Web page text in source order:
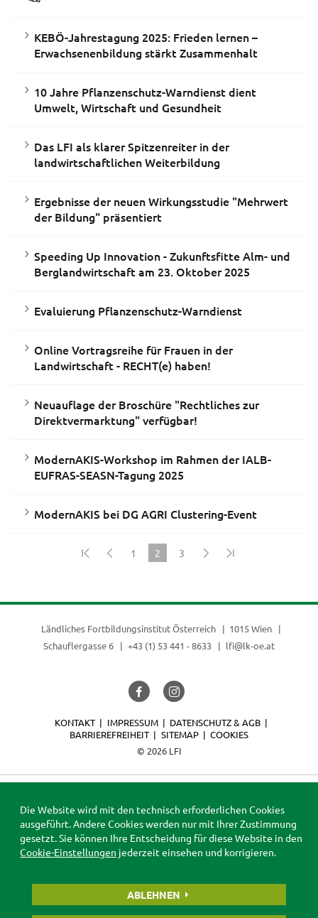
KEBÖ-Jahrestagung 2025: Frieden lernen –
Erwachsenenbildung stärkt Zusammenhalt
10 Jahre Pflanzenschutz-Warndienst dient
Umwelt, Wirtschaft und Gesundheit
Das LFI als klarer Spitzenreiter in der
landwirtschaftlichen Weiterbildung
Ergebnisse der neuen Wirkungsstudie "Mehrwert
der Bildung" präsentiert
Speeding Up Innovation - Zukunftsfitte Alm- und
Berglandwirtschaft am 23. Oktober 2025
Evaluierung Pflanzenschutz-Warndienst
Online Vortragsreihe für Frauen in der
Landwirtschaft - RECHT(e) haben!
Neuauflage der Broschüre "Rechtliches zur
Direktvermarktung" verfügbar!
ModernAKIS-Workshop im Rahmen der IALB-
EUFRAS-SEASN-Tagung 2025
ModernAKIS bei DG AGRI Clustering-Event
1
2
3
Ländliches Fortbildungsinstitut Österreich
1015 Wien
Schauflergasse 6
+43 (1) 53 441 - 8633 lfi@lk-oe.at
© 2026 LFI
KONTAKT IMPRESSUM
DATENSCHUTZ & AGB
BARRIEREFREIHEIT
SITEMAP COOKIES
Die Website wird mit den technisch erforderlichen Cookies
ausgeführt. Andere Cookies werden nur mit Ihrer Zustimmung
gesetzt. Sie können Ihre Entscheidung für diese Website in den
Cookie-Einstellungen jederzeit einsehen und korrigieren.
ABLEHNEN